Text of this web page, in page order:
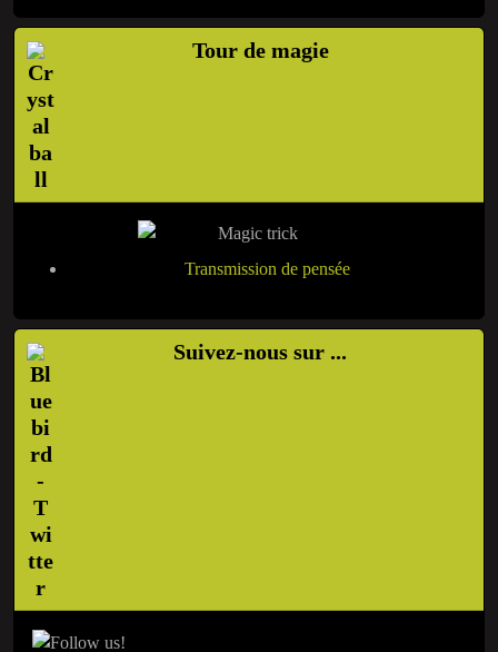
Tour de magie
Transmission de pensée
Suivez-nous sur ...